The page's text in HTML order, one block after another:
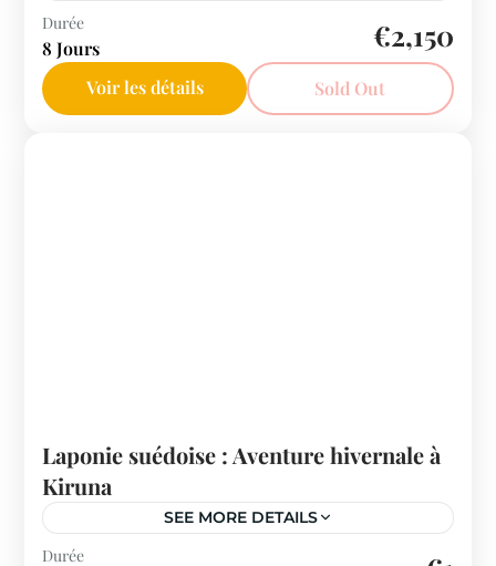
Islande
Durée
8 Jours €2,150
Voir les détails Sold Out
Laponie suédoise : Aventure hivernale à
Kiruna
SEE MORE DETAILS
Suède
Durée